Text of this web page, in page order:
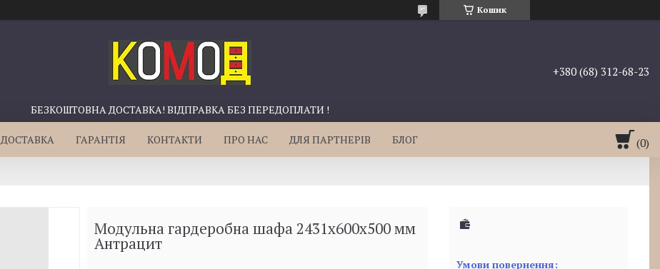
Кошик
БЕЗКОШТОВНА ДОСТАВКА! ВІДПРАВКА БЕЗ ПЕРЕДОПЛАТИ !
+380 (68) 312-68-23
ДОСТАВКА ГАРАНТІЯ КОНТАКТИ ПРО НАС ДЛЯ ПАРТНЕРІВ БЛОГ
Модульна гардеробна шафа 2431х600х500 мм
Антрацит